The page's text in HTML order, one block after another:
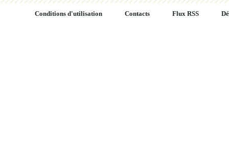
Conditions d'utilisation Contacts Flux RSS